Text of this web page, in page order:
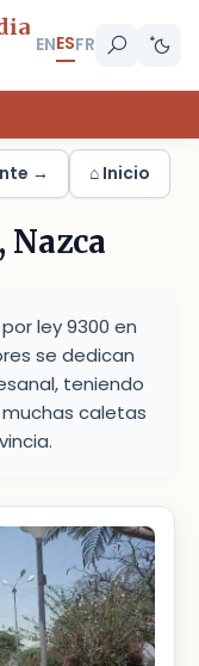
ENESFR
→ ⌂ Inicio
Nazca
ley 9300 en
se dedican
teniendo
caletas